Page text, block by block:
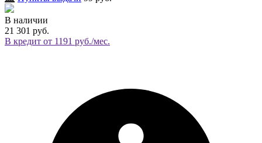
В наличии
21 301 руб.
В кредит от 1191 руб./мес.